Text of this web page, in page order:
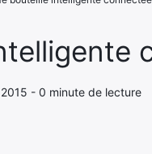
- 0 minute de lecture